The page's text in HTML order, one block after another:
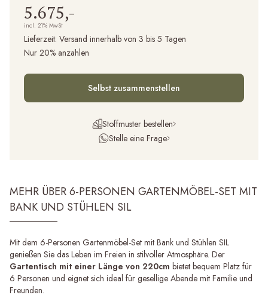
5.675,-
incl. 21% MwSt
Lieferzeit: Versand innerhalb von 3 bis 5 Tagen
Nur 20% anzahlen
Selbst zusammenstellen
Stoffmuster bestellen
Stelle eine Frage
MEHR ÜBER 6-PERSONEN GARTENMÖBEL-SET MIT
BANK UND STÜHLEN SIL
Mit dem 6-Personen Gartenmöbel-Set mit Bank und Stühlen SIL
genießen Sie das Leben im Freien in stilvoller Atmosphäre. Der
Gartentisch mit einer Länge von 220cm bietet bequem Platz für
6 Personen und eignet sich ideal für gesellige Abende mit Familie und
Freunden.